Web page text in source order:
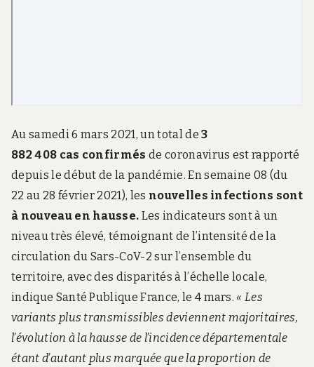
Au samedi 6 mars 2021, un total de 3
882 408 cas confirmésde coronavirus est rapporté
depuis le début de la pandémie. En semaine 08 (du
22 au 28 février 2021), les nouvelles infections sont
à nouveau en hausse. Les indicateurs sont à un
niveau très élevé, témoignant de l’intensité de la
circulation du Sars-CoV-2 sur l’ensemble du
territoire, avec des disparités à l’échelle locale,
indique Santé Publique France, le 4 mars.« Les
variants plus transmissibles deviennent majoritaires,
l’évolution à la hausse de l’incidence départementale
étant d’autant plus marquée que la proportion de